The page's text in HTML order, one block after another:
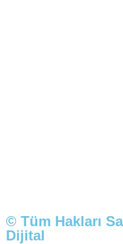
© Tüm Hakları
Dijital